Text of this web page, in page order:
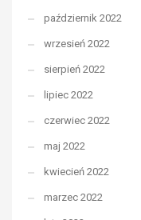
październik 2022
wrzesień 2022
sierpień 2022
lipiec 2022
czerwiec 2022
maj 2022
kwiecień 2022
marzec 2022